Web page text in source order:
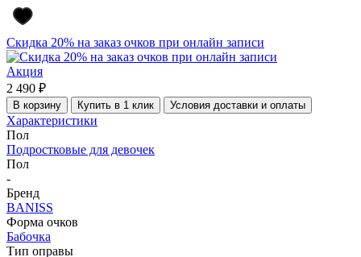
Скидка 20% на заказ очков при онлайн записи
Акция
2 490 ₽
В корзину Купить в 1 клик Условия доставки и оплаты
Характеристики
Пол
Подростковые для девочек
Пол
-
Бренд
BANISS
Форма очков
Бабочка
Тип оправы